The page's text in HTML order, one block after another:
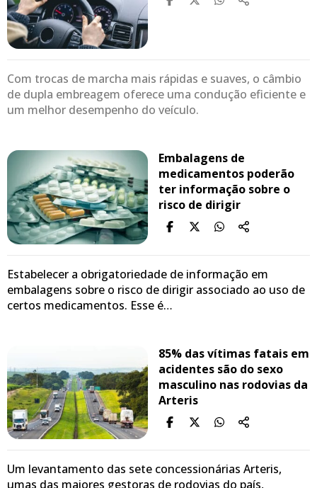
Com trocas de marcha mais rápidas e suaves, o câmbio
de dupla embreagem oferece uma condução eficiente e
um melhor desempenho do veículo.
Embalagens de
medicamentos poderão
ter informação sobre o
risco de dirigir
Estabelecer a obrigatoriedade de informação em
embalagens sobre o risco de dirigir associado ao uso de
certos medicamentos. Esse é…
85% das vítimas fatais em
acidentes são do sexo
masculino nas rodovias da
Arteris
Um levantamento das sete concessionárias Arteris,
umas das maiores gestoras de rodovias do país,